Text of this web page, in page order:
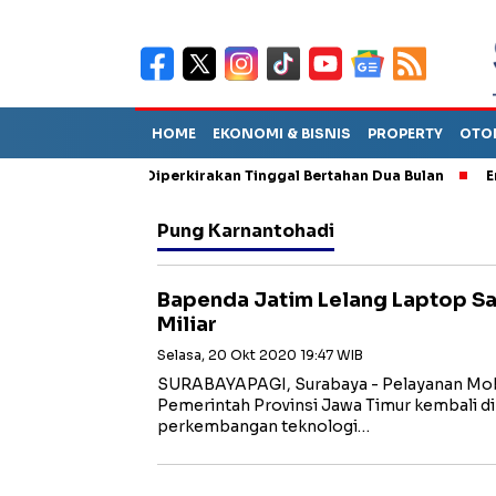
HOME EKONOMI & BISNIS PROPERTY
Sebut TPA Diperkirakan Tinggal Bertahan Dua Bulan Empat
Pung Karnantohadi
Bapenda Jatim Lelang Laptop
Miliar
Selasa, 20 Okt 2020 19:47 WIB
SURABAYAPAGI, Surabaya - Pelayanan
Pemerintah Provinsi Jawa Timur kembali
perkembangan teknologi…